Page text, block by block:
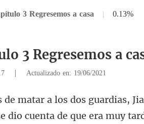
3 Regresemos a casa | 0.13%
3 Regresemos a
| Actualizado en: 19/06/2021
dio cuenta de que era muy